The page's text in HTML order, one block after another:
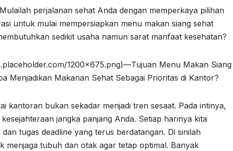
perjalanan sehat Anda dengan memperkaya pilihan
untuk mulai mempersiapkan menu makan siang sehat
sedikit usaha namun sarat manfaat kesehatan?
1200×675.png)—Tujuan Menu Makan Siang
Menjadikan Makanan Sehat Sebagai Prioritas di Kantor?
kantoran bukan sekadar menjadi tren sesaat. Pada intinya,
jangka panjang Anda. Setiap harinya kita
tugas deadline yang terus berdatangan. Di sinilah
menjaga tubuh dan otak agar tetap optimal. Banyak